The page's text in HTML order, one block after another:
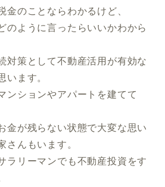
金のことならわかるけど、
のように言ったらいいかわから
対策として不動産活用が有効な
います。
ンションやアパートを建てて
金が残らない状態で大変な思い
さんもいます。
ラリーマンでも不動産投資をす